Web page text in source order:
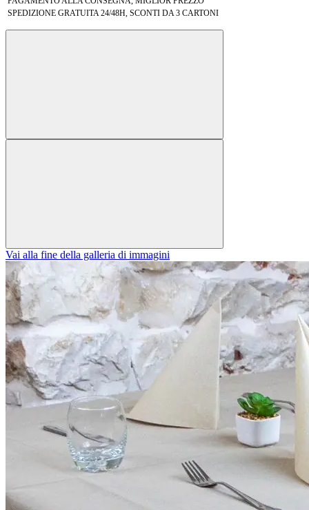
SPEDIZIONE GRATUITA 24/48H, SCONTI DA 3 CARTONI
Vai alla fine della galleria di immagini